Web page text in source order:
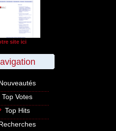
site ici
Top Votes
Top Hits